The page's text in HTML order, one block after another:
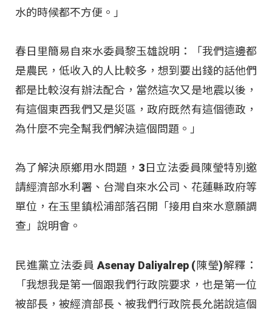
水的時候都不方便。」
春日里簡易自來水委員黎玉雄說明：「我們這邊都
是農民，低收入的人比較多，想到要出錢的話他們
都是比較沒有辦法配合，當然這次又是地震以後，
有這個東西我們又是災區，政府既然有這個德政，
為什麼不完全幫我們解決這個問題。」
為了解決原鄉用水問題，3日立法委員陳瑩特別邀
請經濟部水利署、台灣自來水公司、花蓮縣政府等
單位，在玉里鎮松浦部落召開「接用自來水意願調
查」說明會。
民進黨立法委員 Asenay Daliyalrep (陳瑩)解釋：
「我想我是第一個跟我們行政院要求，也是第一位
被部長，被經濟部長、被我們行政院長允諾說這個